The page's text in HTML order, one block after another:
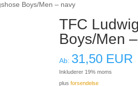
Boys/Men – navy
TFC
Boys/Men
Ab: 31,50EUR
Inkluderer 19% moms
plus forsendelse